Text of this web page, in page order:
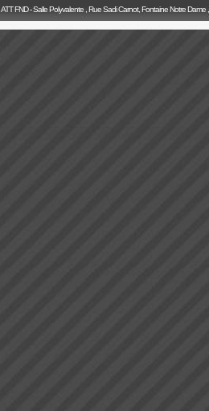
ATT FND - Salle Polyvalente , Rue Sadi Carnot, Fontaine Notre Dame